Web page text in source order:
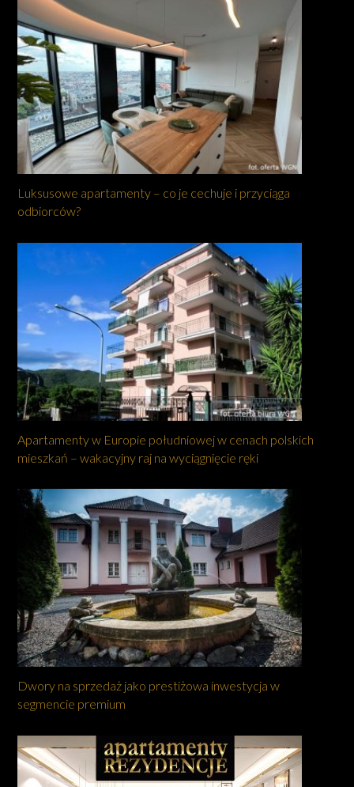
Luksusowe apartamenty – co je cechuje i przyciąga
odbiorców?
Apartamenty w Europie południowej w cenach polskich
mieszkań – wakacyjny raj na wyciągnięcie ręki
Dwory na sprzedaż jako prestiżowa inwestycja w
segmencie premium